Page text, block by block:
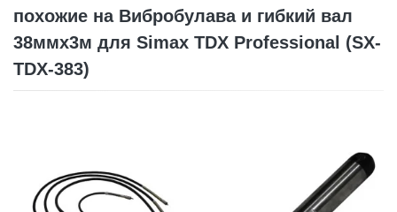
похожие на Вибробулава и гибкий вал
38ммх3м для Simax TDX Professional (SX-
TDX-383)